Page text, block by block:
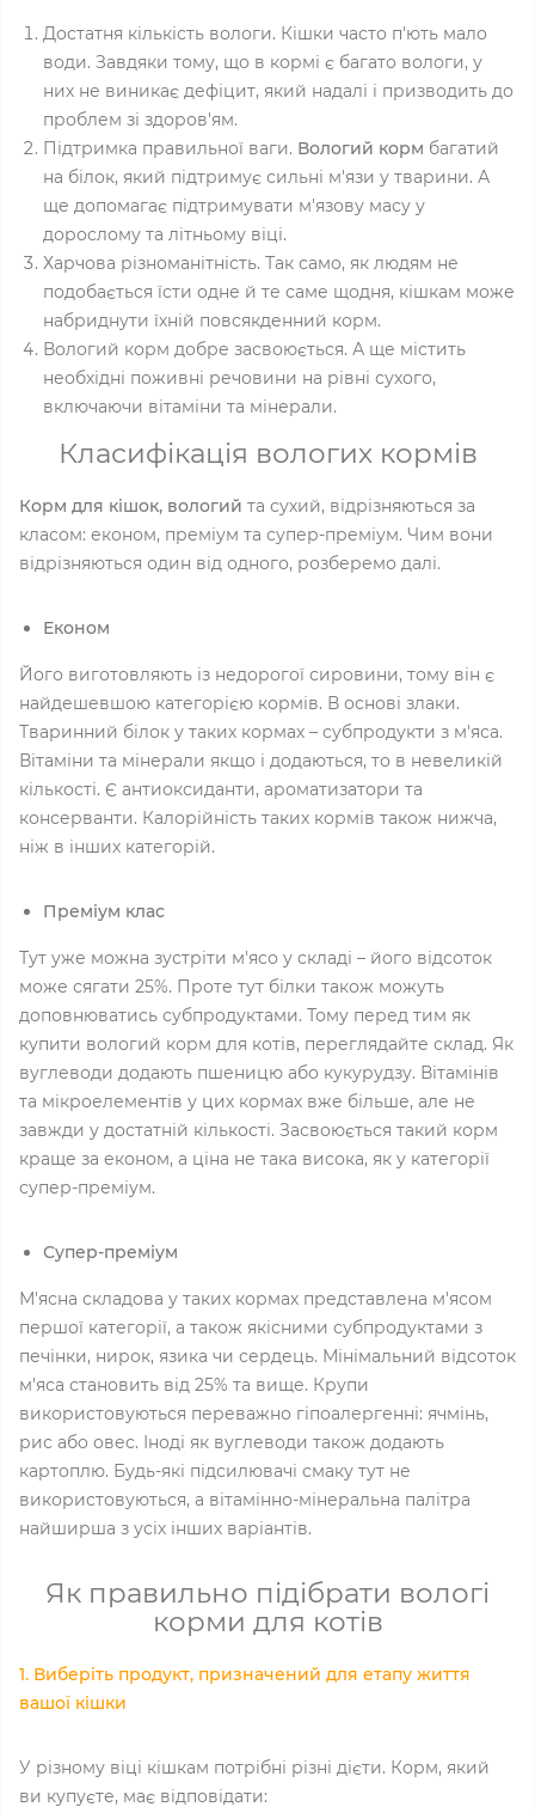
Достатня кількість вологи. Кішки часто п'ють мало
води. Завдяки тому, що в кормі є багато вологи, у
них не виникає дефіцит, який надалі і призводить до
проблем зі здоров'ям.
Підтримка правильної ваги. Вологий корм багатий
на білок, який підтримує сильні м'язи у тварини. А
ще допомагає підтримувати м'язову масу у
дорослому та літньому віці.
Харчова різноманітність. Так само, як людям не
подобається їсти одне й те саме щодня, кішкам може
набриднути їхній повсякденний корм.
Вологий корм добре засвоюється. А ще містить
необхідні поживні речовини на рівні сухого,
включаючи вітаміни та мінерали.
Класифікація вологих кормів
Корм для кішок, вологий та сухий, відрізняються за
класом: економ, преміум та супер-преміум. Чим вони
відрізняються один від одного, розберемо далі.
Економ
Його виготовляють із недорогої сировини, тому він є
найдешевшою категорією кормів. В основі злаки.
Тваринний білок у таких кормах – субпродукти з м'яса.
Вітаміни та мінерали якщо і додаються, то в невеликій
кількості. Є антиоксиданти, ароматизатори та
консерванти. Калорійність таких кормів також нижча,
ніж в інших категорій.
Преміум клас
Тут уже можна зустріти м'ясо у складі – його відсоток
може сягати 25%. Проте тут білки також можуть
доповнюватись субпродуктами. Тому перед тим як
купити вологий корм для котів, переглядайте склад. Як
вуглеводи додають пшеницю або кукурудзу. Вітамінів
та мікроелементів у цих кормах вже більше, але не
завжди у достатній кількості. Засвоюється такий корм
краще за економ, а ціна не така висока, як у категорії
супер-преміум.
Супер-преміум
М'ясна складова у таких кормах представлена ​​м'ясом
першої категорії, а також якісними субпродуктами з
печінки, нирок, язика чи сердець. Мінімальний відсоток
м'яса становить від 25% та вище. Крупи
використовуються переважно гіпоалергенні: ячмінь,
рис або овес. Іноді як вуглеводи також додають
картоплю. Будь-які підсилювачі смаку тут не
використовуються, а вітамінно-мінеральна палітра
найширша з усіх інших варіантів.
Як правильно підібрати вологі
корми для котів
1. Виберіть продукт, призначений для етапу життя
вашої кішки
У різному віці кішкам потрібні різні дієти. Корм, який
ви купуєте, має відповідати: